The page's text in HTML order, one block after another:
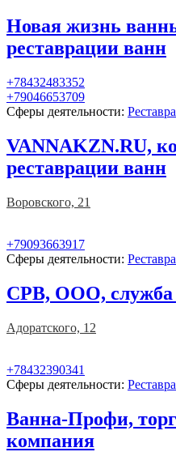
Новая жизнь
реставрации ванн
+78432483352
+79046653709
Сферы деятельности:
VANNAKZN.RU,
реставрации ванн
Воровского, 21
+79093663917
Сферы деятельности:
СРВ, ООО, служба
Адоратского, 12
+78432390341
Сферы деятельности:
Ванна-Профи,
компания